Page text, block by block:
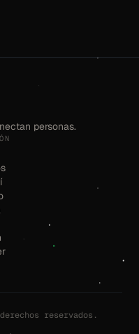
personas.
reservados.